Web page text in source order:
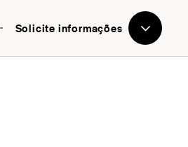
Solicite informações